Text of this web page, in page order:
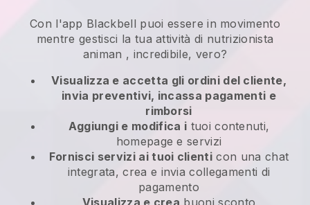
Con l'app Blackbell puoi essere in movimento
mentre gestisci la tua attività di nutrizionista
animan , incredibile, vero?
Visualizza e accetta gli ordini del cliente,
invia preventivi, incassa pagamenti e
rimborsi
Aggiungi e modifica i tuoi contenuti,
homepage e servizi
Fornisci servizi ai tuoi clienti con una chat
integrata, crea e invia collegamenti di
pagamento